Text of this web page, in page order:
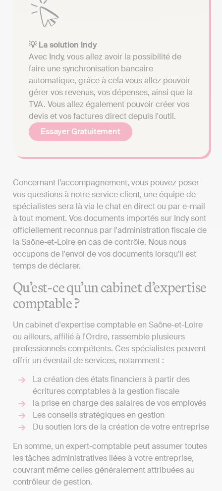
💡 La solution Indy
Avec Indy, vous allez avoir la possibilité de
faire une synchronisation bancaire
automatique, grâce à cela vous allez pouvoir
gérer vos revenus, vos dépenses, ainsi que la
TVA. Vous allez également pouvoir créer vos
devis et vos factures direct depuis l'outil.
Essayer Gratuitement
Concernant l’accompagnement, vous pouvez poser
vos questions à notre service client, une équipe de
spécialistes sera là via le chat en direct ou par e-mail
à tout moment. Vos documents importés sur Indy sont
officiellement reconnus par l'administration fiscale de
la Saône-et-Loire en cas de contrôle. Nous nous
occupons de l'envoi de vos documents lorsqu'il est
temps de déclarer.
Qu’est-ce qu’un cabinet d’expertise
comptable ?
Un cabinet d'expertise comptable en Saône-et-Loire
ou ailleurs, affilié à l'Ordre, rassemble plusieurs
professionnels compétents. Ces spécialistes peuvent
offrir un éventail de services, notamment :
La création des états financiers à partir des
écritures comptables à la gestion fiscale
la prise en charge des salaires de vos employés
Les conseils stratégiques en gestion
Du soutien lors de la création de votre entreprise
En somme, un expert-comptable peut assumer toutes
les tâches administratives liées à votre entreprise,
couvrant même celles généralement attribuées au
contrôleur de gestion.